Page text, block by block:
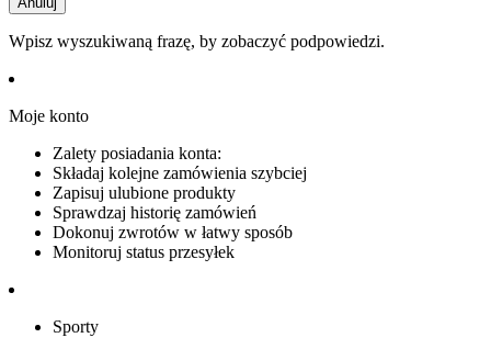
Wpisz wyszukiwaną frazę, by zobaczyć podpowiedzi.
Moje konto
Zalety posiadania konta:
Składaj kolejne zamówienia szybciej
Zapisuj ulubione produkty
Sprawdzaj historię zamówień
Dokonuj zwrotów w łatwy sposób
Monitoruj status przesyłek
Sporty